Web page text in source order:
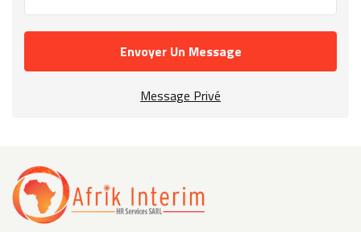
Envoyer Un Message
Message Privé